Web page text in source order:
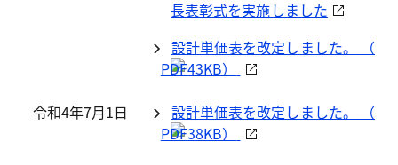
長表彰式を実施しました
設計単価表を改定しました。
（
43KB）
令和4年7月1日 設計単価表を改定しました。
（
38KB）